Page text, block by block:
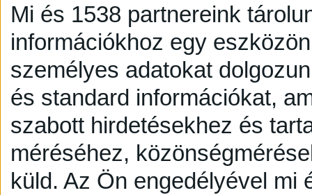
Mi és 1538 partnereink
információkhoz egy
személyes adatokat
és standard információkat,
szabott hirdetésekhez és
méréséhez,
küld. Az Ön engedélyével mi